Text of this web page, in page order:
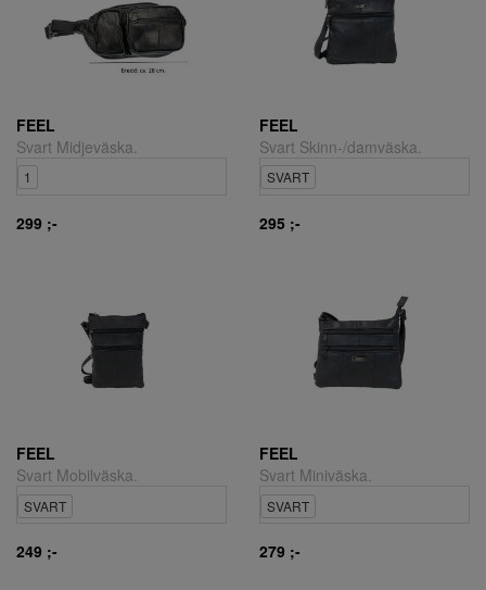
FEEL
Svart Midjeväska.
1
299 ;-
FEEL
Svart Skinn-/damväska.
SVART
295 ;-
FEEL
Svart Mobilväska.
SVART
249 ;-
FEEL
Svart Miniväska.
SVART
279 ;-